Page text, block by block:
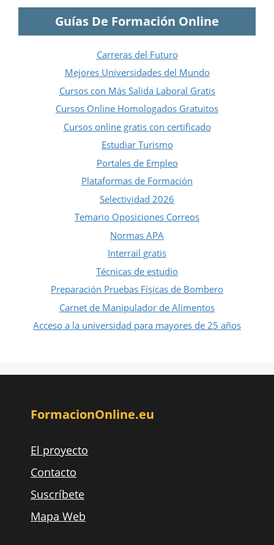
Guías De Formación Online
Carreras del Futuro
Mejores Universidades del Mundo
Cursos con Más Salida Laboral Gratis
Cursos Online Homologados Gratuitos
Cursos online gratis con certificado
Estudiar Turismo
Portales de Empleo
Plataformas de Formación
Selectividad 2026
Temario Oposiciones Correos
Normas APA
Interrail gratis
Técnicas de estudio
Preparación Pruebas Físicas de Bombero
Carnet de Manipulador de Alimentos
Acceso a la universidad para mayores de 25 años
FormacionOnline.eu
El proyecto
Contacto
Suscríbete
Mapa Web